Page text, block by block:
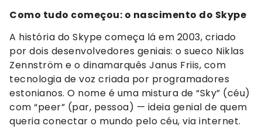
Como tudo começou: o nascimento do Skype
A história do Skype começa lá em 2003, criado
por dois desenvolvedores geniais: o sueco Niklas
Zennström e o dinamarquês Janus Friis, com
tecnologia de voz criada por programadores
estonianos. O nome é uma mistura de “Sky” (céu)
com “peer” (par, pessoa) — ideia genial de quem
queria conectar o mundo pelo céu, via internet.